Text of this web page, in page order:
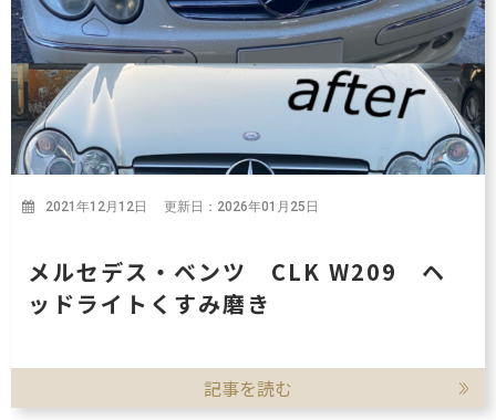
2021年12月12日 更新日：2026年01月25日
メルセデス・ベンツ CLK W209 ヘ
ッドライトくすみ磨き
記事を読む